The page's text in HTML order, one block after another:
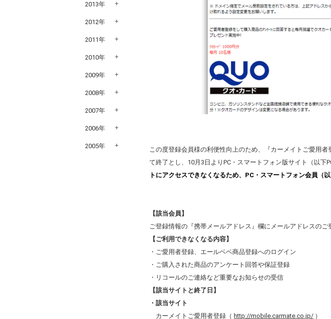
この度登録会員様の利便性向上のため、『カーメイトご愛用
て終了とし、10月3日よりPC・スマートフォン版サイト（以下
トにアクセスできなくなるため、PC・スマートフォン会員（
【該当会員】
ご登録情報の『携帯メールアドレス』欄にメールアドレスのご
【ご利用できなくなる内容】
・ご愛用者登録、エールベベ商品登録へのログイン
・ご購入された商品のアンケート回答や保証登録
・リコールのご連絡など重要なお知らせの受信
【該当サイトと終了日】
・該当サイト
カーメイトご愛用者登録（ http://mobile.carmate.co.jp/ ）
2013年
2012年
2011年
2010年
2009年
2008年
2007年
2006年
2005年